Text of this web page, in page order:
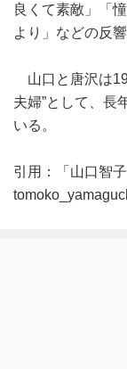
良くて素敵」「
より」などの反
山口と唐沢は
夫婦”として、長
いる。
引用：「山口智